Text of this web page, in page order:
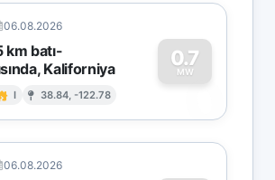
06.08.2026
km batı-
Kaliforniya
I 38.84, -122.78
0.7
MW
0
06.08.2026